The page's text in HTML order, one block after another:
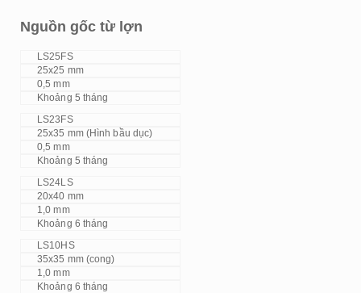
Nguồn gốc từ lợn
LS25FS
25x25 mm
0,5 mm
Khoảng 5 tháng
LS23FS
25x35 mm (Hình bầu dục)
0,5 mm
Khoảng 5 tháng
LS24LS
20x40 mm
1,0 mm
Khoảng 6 tháng
LS10HS
35x35 mm (cong)
1,0 mm
Khoảng 6 tháng